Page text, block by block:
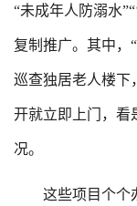
“未成年人防溺水
复制推广。其中
巡查独居老人楼下
开就立即上门，看
况。
这些项目个个办